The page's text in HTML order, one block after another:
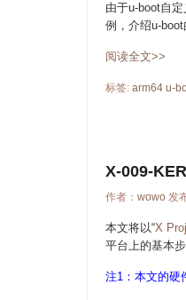
由于u-boot自
例，介绍u-boot
阅读全文>>
标签: arm64 u-
X-009-
作者： wowo 发
本文将以“X
平台上的基本
注1：本文的硬